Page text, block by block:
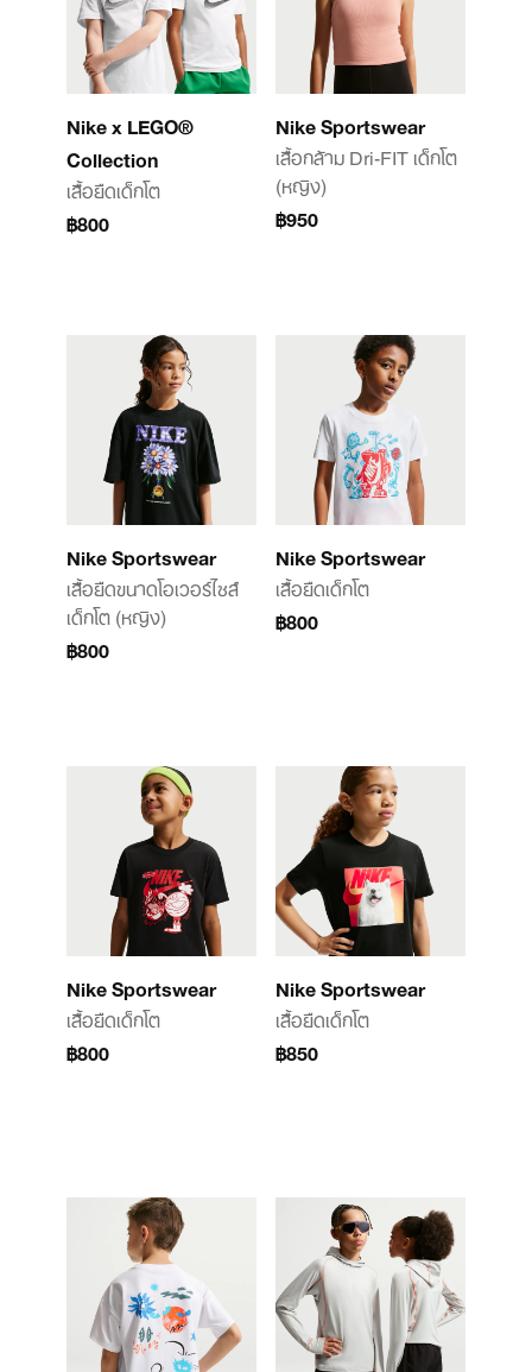
Nike x LEGO®
Collection
เสื้อยืดเด็กโต
฿800
Nike Sportswear
เสื้อกล้าม Dri-FIT เด็กโต
(หญิง)
฿950
Nike Sportswear
เสื้อยืดขนาดโอเวอร์ไซส์
เด็กโต (หญิง)
฿800
Nike Sportswear
เสื้อยืดเด็กโต
฿800
Nike Sportswear
เสื้อยืดเด็กโต
฿800
Nike Sportswear
เสื้อยืดเด็กโต
฿850